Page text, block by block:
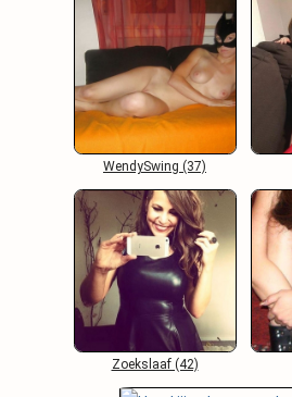
WendySwing (37)
Zoekslaaf (42)